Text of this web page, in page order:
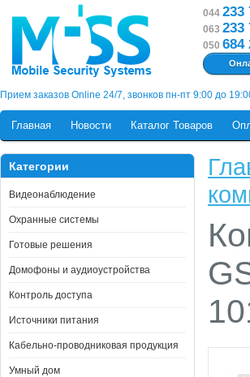
Прием заказов Online 24/7, звонков пн-пт 9:00 до
044 233
063 233
050 684
Главная Новости Каталог Товаров
Категории
Видеонаблюдение
Охранные системы
Готовые решения
Домофоны и аудиоустройства
Контроль доступа
Источники питания
Кабельно-проводниковая продукция
Умный дом